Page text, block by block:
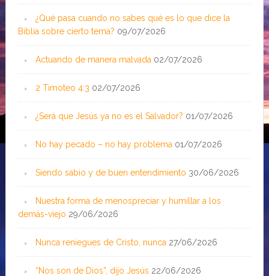
¿Qué pasa cuando no sabes qué es lo que dice la
Biblia sobre cierto tema? 09/07/2026
Actuando de manera malvada 02/07/2026
2 Timoteo 4:3 02/07/2026
¿Será que Jesús ya no es el Salvador? 01/07/2026
No hay pecado – no hay problema 01/07/2026
Siendo sabio y de buen entendimiento 30/06/2026
Nuestra forma de menospreciar y humillar a los
demás-viejo 29/06/2026
Nunca reniegues de Cristo, nunca 27/06/2026
“Nos son de Dios”, dijo Jesús 22/06/2026